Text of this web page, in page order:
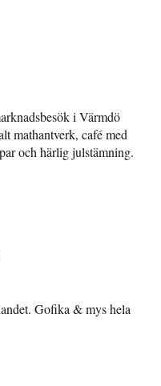
i Värmdö
mathantverk, café med
och härlig julstämning.
Gofika & mys hela